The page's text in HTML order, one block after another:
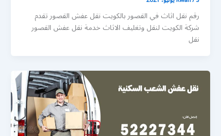
رقم نقل اثاث في القصور بالكويت نقل عفش القصور تقدم
شركة الكويت لنقل وتغليف الاثاث خدمة نقل عفش القصور
نقل